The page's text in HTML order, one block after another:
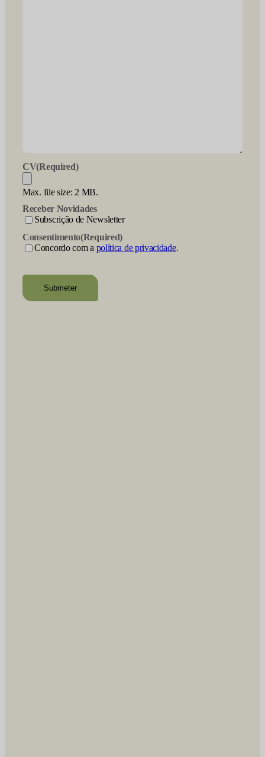
CV(Required)
Max. file size: 2 MB.
Receber Novidades
Subscrição de Newsletter
Consentimento(Required)
Concordo com a política de privacidade.